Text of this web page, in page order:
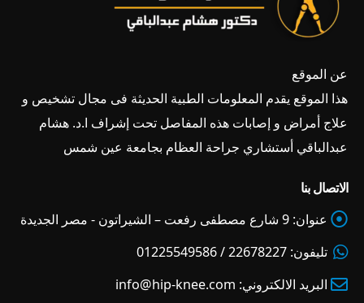
عن الموقع
هذا الموقع يقدم المعلومات الطبية الحديثة فى مجال تشخيص و
علاج أمراض و إصابات هذه المفاصل تحت إشراف ا.د. هشام
عبدالباقي أستشاري جراحة العظام بجامعة عين شمس
الاتصال بنا
عنوان: 9 شارع مصطفى رفعت – الشيراتون - مصر الجديدة
تليفون: 22678227 / 01225549586
البريد الالكتروني: info@hip-knee.com